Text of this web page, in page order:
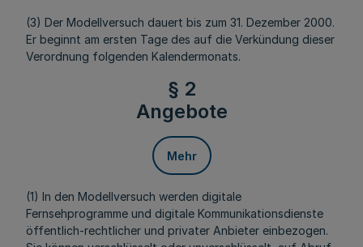
(3) Der Modellversuch dauert bis zum 31. Dezember 2000.
Er beginnt am ersten Tage des auf die Verkündung dieser
Verordnung folgenden Kalendermonats.
§ 2
Angebote
Mehr
(1) In den Modellversuch werden digitale
Fernsehprogramme und digitale Kommunikationsdienste
öffentlich-rechtlicher und privater Anbieter einbezogen.